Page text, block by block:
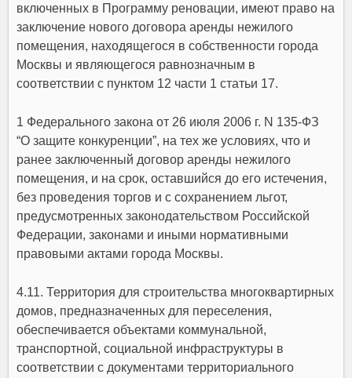
включенных в Программу реновации, имеют право на
заключение нового договора аренды нежилого
помещения, находящегося в собственности города
Москвы и являющегося равнозначным в
соответствии с пунктом 12 части 1 статьи 17.
1 Федерального закона от 26 июля 2006 г. N 135-ФЗ
“О защите конкуренции”, на тех же условиях, что и
ранее заключенный договор аренды нежилого
помещения, и на срок, оставшийся до его истечения,
без проведения торгов и с сохранением льгот,
предусмотренных законодательством Российской
Федерации, законами и иными нормативными
правовыми актами города Москвы.
4.11. Территория для строительства многоквартирных
домов, предназначенных для переселения,
обеспечивается объектами коммунальной,
транспортной, социальной инфраструктуры в
соответствии с документами территориального